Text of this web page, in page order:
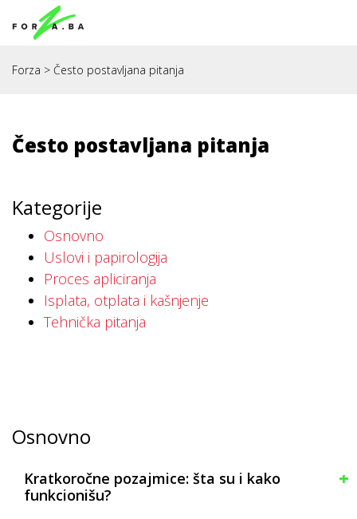
Forza > Često postavljana pitanja
Često postavljana pitanja
Kategorije
Osnovno
Uslovi i papirologija
Proces apliciranja
Isplata, otplata i kašnjenje
Tehnička pitanja
Osnovno
Kratkoročne pozajmice: šta su i kako
funkcionišu?